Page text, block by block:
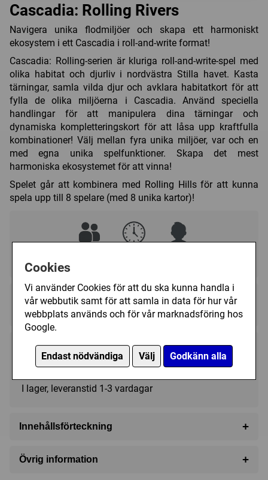
Cookies
Vi använder Cookies för att du ska kunna handla i
vår webbutik samt för att samla in data för hur vår
webbplats används och för vår marknadsföring hos
Google.
Endast nödvändiga Välj Godkänn alla
Cascadia: Rolling Rivers
Navigera unika flodmiljöer och skapa ett harmoniskt
ekosystem i ett Cascadia i roll-and-write format!
Cascadia: Rolling-serien är kluriga roll-and-write-spel med
olika habitat och djurliv i nordvästra Stilla havet. Kasta
tärningar, samla vilda djur och avklara habitatkort för att
fylla de olika miljöerna i Cascadia. Använd speciella
handlingar för att manipulera dina tärningar och
dynamiska kompletteringskort för att låsa upp kraftfulla
kombinationer! Välj mellan fyra unika miljöer, var och en
med egna unika spelfunktioner. Skapa det mest
harmoniska ekosystemet för att vinna!
Spelet går att kombinera med Rolling Hills för att kunna
spela upp till 8 spelare (med 8 unika kartor)!
Regelspråk:
★★★★★★★★★★
★★★★★★★★★★
225 kr(299 kr) Köp
I lager, leveranstid 1-3 vardagar
Innehållsförteckning +
1 Unique Deluxe Woode Special Central Dice
Övrig information +